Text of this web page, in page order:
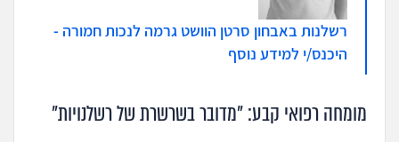
רשלנות באבחון סרטן הוושט גרמה לנכות חמורה -
היכנס/י למידע נוסף
מומחה רפואי קבע: "מדובר בשרשרת של רשלנויות"